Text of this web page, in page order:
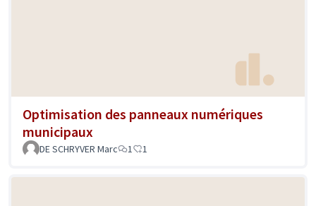
Optimisation des panneaux numériques
municipaux
DE SCHRYVER Marc 1 1